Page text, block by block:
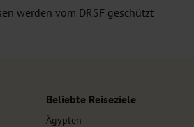
werden vom DRSF geschützt
Beliebte Reiseziele
Ägypten